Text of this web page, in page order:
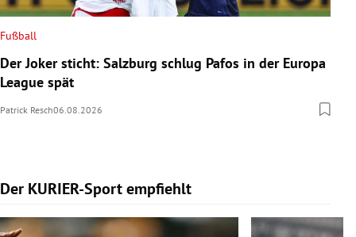
Fußball
Der Joker sticht: Salzburg schlug Pafos in der Europa
League spät
Patrick Resch06.08.2026
Der KURIER-Sport empfiehlt
Slide 1 von 5